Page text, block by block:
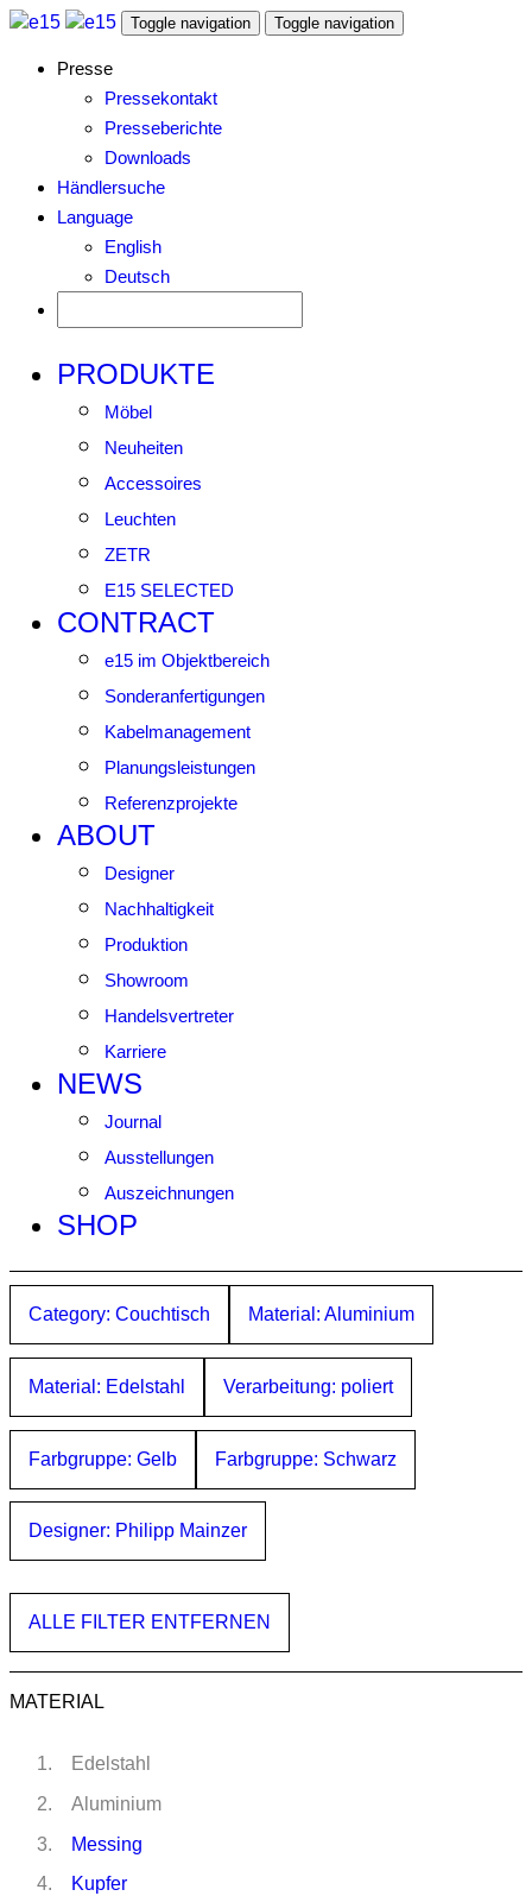
Toggle navigation Toggle navigation
Presse
Pressekontakt
Presseberichte
Downloads
Händlersuche
Language
English
Deutsch
PRODUKTE
Möbel
Neuheiten
Accessoires
Leuchten
ZETR
E15 SELECTED
CONTRACT
e15 im Objektbereich
Sonderanfertigungen
Kabelmanagement
Planungsleistungen
Referenzprojekte
ABOUT
Designer
Nachhaltigkeit
Produktion
Showroom
Handelsvertreter
Karriere
NEWS
Journal
Ausstellungen
Auszeichnungen
SHOP
Category: Couchtisch Material: Aluminium
Material: Edelstahl Verarbeitung: poliert
Farbgruppe: Gelb Farbgruppe: Schwarz
Designer: Philipp Mainzer
ALLE FILTER ENTFERNEN
MATERIAL
Edelstahl
Aluminium
Messing
Kupfer